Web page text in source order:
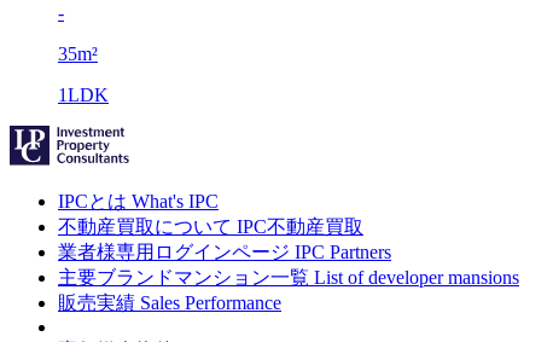
-
35m²
1LDK
IPCとは What's IPC
不動産買取について IPC不動産買取
業者様専用ログインページ IPC Partners
主要ブランドマンション一覧 List of developer mansions
販売実績 Sales Performance